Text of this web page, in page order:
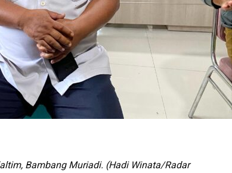
Bambang Muriadi. (Hadi Winata/Radar